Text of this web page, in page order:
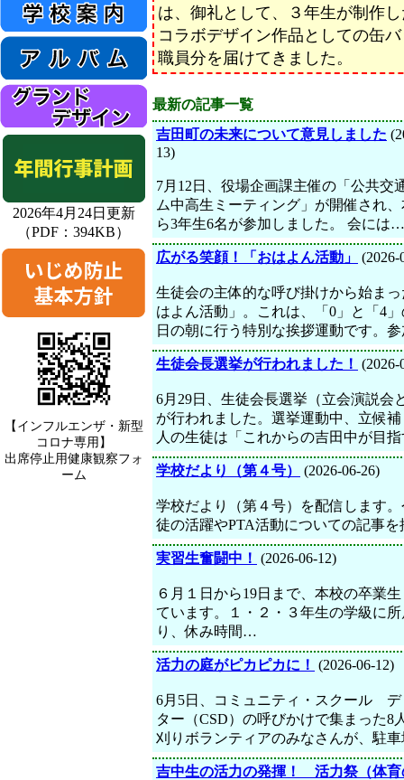
2026年4月24日更新
（PDF：394KB）
【インフルエンザ・新型
コロナ専用】
出席停止用健康観察フォ
ーム
は、御礼として、３年生が制作
コラボデザイン作品としての缶
職員分を届けてきました。
最新の記事一覧
吉田町の未来について意見しました
13)
7月12日、役場企画課主催の「公共交
ム中高生ミーティング」が開催され
ら3年生6名が参加しました。 会には…
広がる笑顔！「おはよん活動」 (2026-
生徒会の主体的な呼び掛けから始ま
はよん活動」。これは、「0」と「4
日の朝に行う特別な挨拶運動です。
生徒会長選挙が行われました！ (2026-
6月29日、生徒会長選挙（立会演説会
が行われました。選挙運動中、立候
人の生徒は「これからの吉田中が目
学校だより（第４号） (2026-06-26)
学校だより（第４号）を配信します
徒の活躍やPTA活動についての記事
実習生奮闘中！ (2026-06-12)
６月１日から19日まで、本校の卒業
ています。１・２・３年生の学級に
り、休み時間…
活力の庭がピカピカに！ (2026-06-12)
6月5日、コミュニティ・スクール デ
ター（CSD）の呼びかけで集まった8
刈りボランティアのみなさんが、駐
吉中生の活力の発揮！ 活力祭（体育